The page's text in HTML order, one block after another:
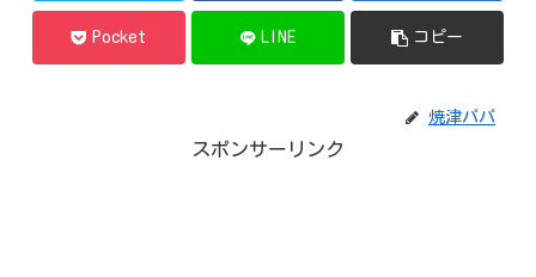
Pocket LINE コピー
焼津パパ
スポンサーリンク